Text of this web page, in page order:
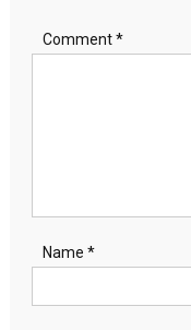
Comment*
Name *